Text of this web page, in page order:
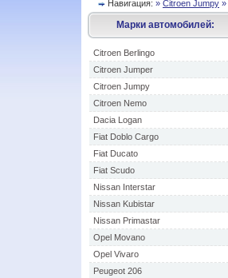
Навигация: » Citroen Jumpy »
Марки автомобилей:
Citroen Berlingo
Citroen Jumper
Citroen Jumpy
Citroen Nemo
Dacia Logan
Fiat Doblo Cargo
Fiat Ducato
Fiat Scudo
Nissan Interstar
Nissan Kubistar
Nissan Primastar
Opel Movano
Opel Vivaro
Peugeot 206